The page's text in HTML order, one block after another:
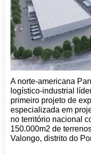
A norte-americana
logístico-industrial
primeiro projeto de
especializada em
no território nacional
150.000m2 de
Valongo, distrito do